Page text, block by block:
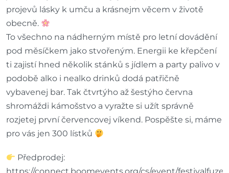
projevů lásky k umču a krásnejm věcem v životě
obecně.
To všechno na nádherným místě pro letní dovádění
pod měsíčkem jako stvořeným. Energii ke křepčení
ti zajistí hned několik stánků s jídlem a party palivo v
podobě alko i nealko drinků dodá patřičně
vybavenej bar. Tak čtvrtýho až šestýho června
shromáždi kámošstvo a vyražte si užít správně
rozjetej první červencovej víkend. Pospěšte si, máme
pro vás jen 300 lístků
Předprodej: